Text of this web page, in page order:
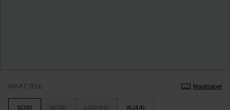
MAAT (EU) Maattabel
S(36) M(38) L(40/42) XL(44)